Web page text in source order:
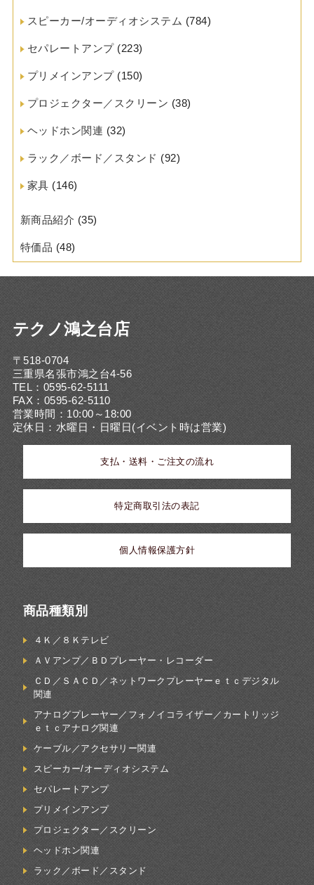
スピーカー/オーディオシステム (784)
セパレートアンプ(223)
プリメインアンプ(150)
プロジェクター／スクリーン (38)
ヘッドホン関連 (32)
ラック／ボード／スタンド (92)
家具 (146)
新商品紹介 (35)
特価品 (48)
テクノ鴻之台店
〒518-0704
三重県名張市鴻之台4-56
TEL：0595-62-5111
FAX：0595-62-5110
営業時間：10:00～18:00
定休日：水曜日・日曜日(イベント時は営業)
支払・送料・ご注文の流れ
特定商取引法の表記
個人情報保護方針
商品種類別
４Ｋ／８Ｋテレビ
ＡＶアンプ／ＢＤプレーヤー・レコーダー
ＣＤ／ＳＡＣＤ／ネットワークプレーヤーｅｔｃデジタル
関連
アナログプレーヤー／フォノイコライザー／カートリッジ
ｅｔｃアナログ関連
ケーブル／アクセサリー関連
スピーカー/オーディオシステム
セパレートアンプ
プリメインアンプ
プロジェクター／スクリーン
ヘッドホン関連
ラック／ボード／スタンド